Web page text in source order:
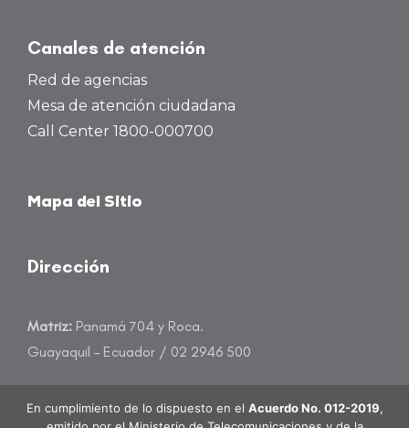
Canales de atención
Red de agencias
Mesa de atención ciudadana
Call Center 1800-000700
Mapa del Sitio
Dirección
Matriz: Panamá 704 y Roca.
Guayaquil – Ecuador / 02 2946 500
atencioncliente@banecuador.fin.ec
En cumplimiento de lo dispuesto en el Acuerdo No. 012-2019,